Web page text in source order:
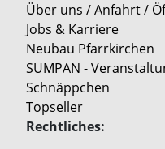
Über uns / Anfahrt /
Jobs & Karriere
Neubau Pfarrkirchen
SUMPAN -
Schnäppchen
Topseller
Rechtliches: